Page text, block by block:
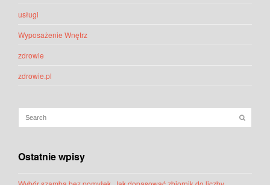
usługi
Wyposażenie Wnętrz
zdrowie
zdrowie.pl
Ostatnie wpisy